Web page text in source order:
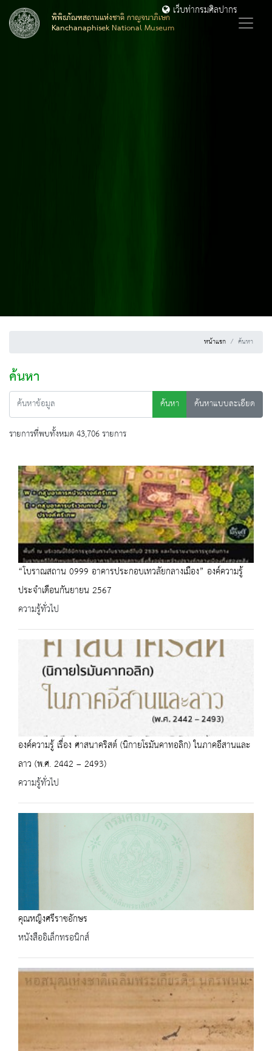
พิพิธภัณฑสถานแห่งชาติ กาญจนาภิเษก
Kanchanaphisek National Museum
เว็บท่ากรมศิลปากร
หน้าแรก ค้นหา
ค้นหา
ค้นหา
ค้นหาแบบละเอียด
รายการที่พบทั้งหมด 43,706 รายการ
“โบราณสถาน 0999 อาคารประกอบเทวลัยกลางเมือง” องค์ความรู้
ประจำเดือนกันยายน 2567
ความรู้ทั่วไป
องค์ความรู้ เรื่อง ศาสนาคริสต์ (นิกายโรมันคาทอลิก) ในภาคอีสานและ
ลาว (พ.ศ. 2442 – 2493)
ความรู้ทั่วไป
คุณหญิงศรีราชอักษร
หนังสืออิเล็กทรอนิกส์